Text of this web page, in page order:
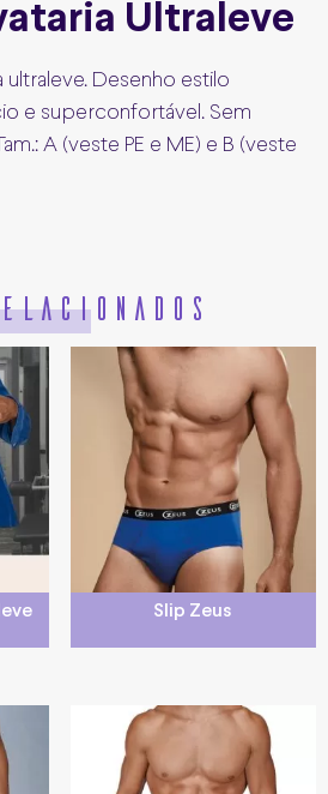
Ultraleve
ultraleve. Desenho estilo
e superconfortável. Sem
A (veste PE e ME) e B (veste
Slip Zeus